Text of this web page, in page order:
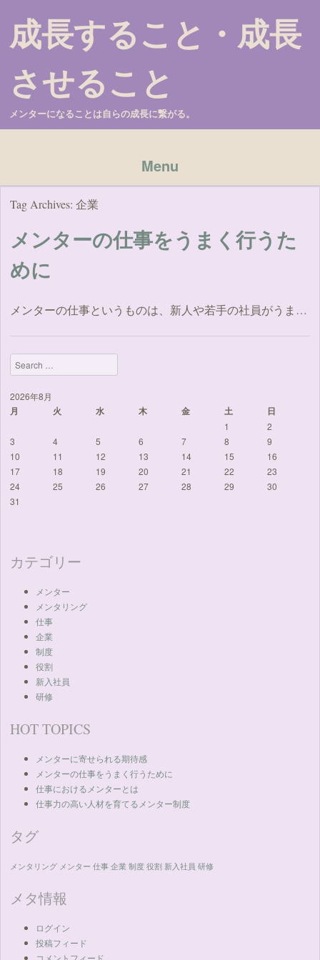
成長すること・成長
させること
メンターになることは自らの成長に繋がる。
Menu
Tag Archives: 企業
メンターの仕事をうまく行うた
めに
メンターの仕事というものは、新人や若手の社員がうま…
Search
2026年8月
月 火 水 木 金 土 日
1
2
3
4 5 6 7 8
9
10
11 12 13 14 15
16
17
18 19 20 21 22
23
24
25 26 27 28 29
30
31
カテゴリー
メンター
メンタリング
仕事
企業
制度
役割
新入社員
研修
HOT TOPICS
メンターに寄せられる期待感
メンターの仕事をうまく行うために
仕事におけるメンターとは
仕事力の高い人材を育てるメンター制度
タグ
メンタリング メンター 仕事 企業 制度 役割 新入社員 研修
メタ情報
ログイン
投稿フィード